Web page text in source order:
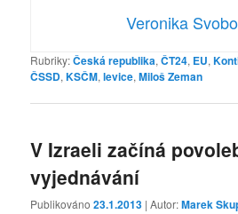
Veronika
Rubriky:Česká republika,ČT24, EU,
ČSSD,KSČM,levice,Miloš Zeman
V Izraeli začíná
vyjednávání
Publikováno23.1.2013 | Autor:Marek